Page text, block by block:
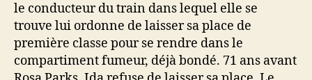
le conducteur du train dans lequel elle se
trouve lui ordonne de laisser sa place de
première classe pour se rendre dans le
compartiment fumeur, déjà bondé. 71 ans avant